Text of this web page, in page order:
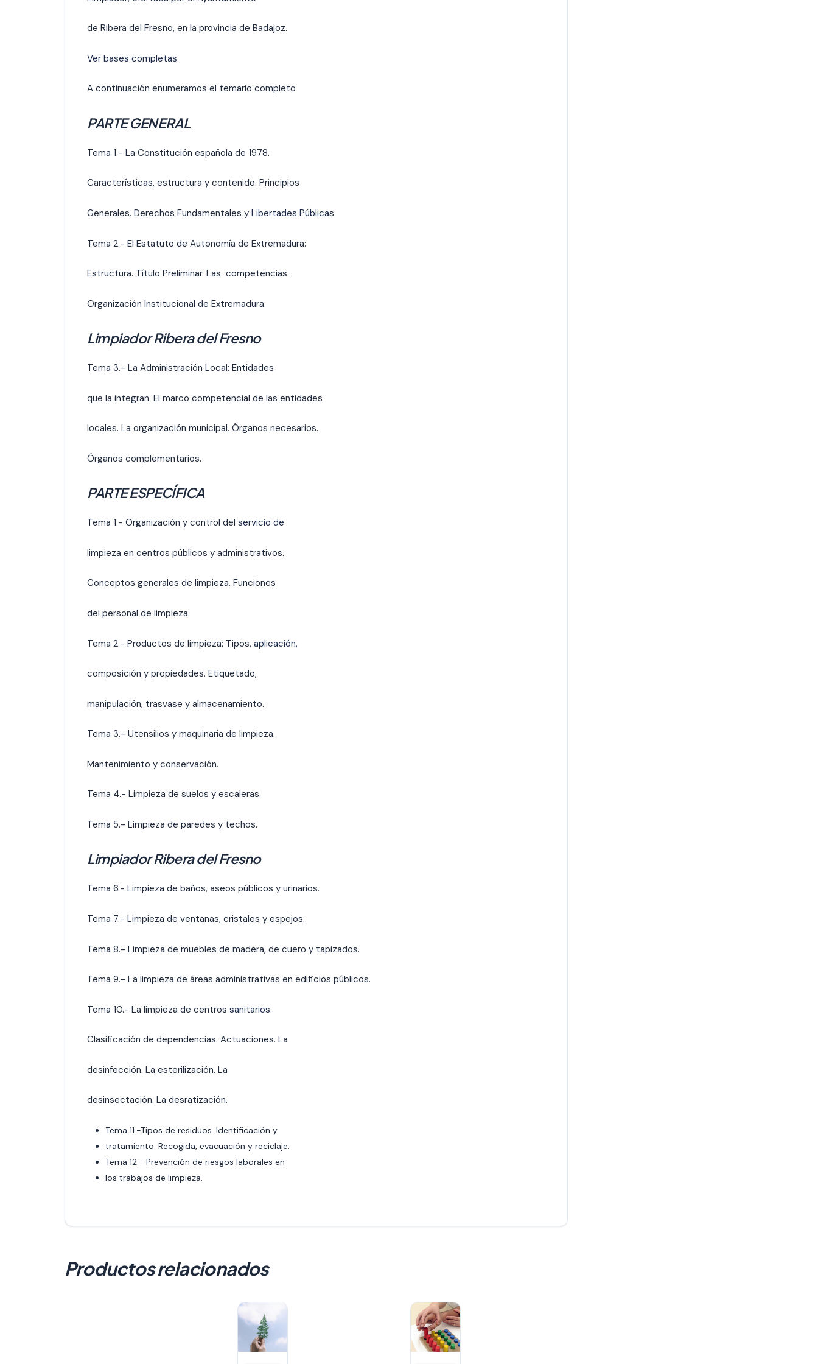
de Ribera del Fresno, en la provincia de Badajoz.
Ver bases completas
A continuación enumeramos el temario completo
PARTE GENERAL
Tema 1.- La Constitución española de 1978.
Características, estructura y contenido. Principios
Generales. Derechos Fundamentales y Libertades Públicas.
Tema 2.- El Estatuto de Autonomía de Extremadura:
Estructura. Título Preliminar. Las competencias.
Organización Institucional de Extremadura.
Limpiador Ribera del Fresno
Tema 3.- La Administración Local: Entidades
que la integran. El marco competencial de las entidades
locales. La organización municipal. Órganos necesarios.
Órganos complementarios.
PARTE ESPECÍFICA
Tema 1.- Organización y control del servicio de
limpieza en centros públicos y administrativos.
Conceptos generales de limpieza. Funciones
del personal de limpieza.
Tema 2.- Productos de limpieza: Tipos, aplicación,
composición y propiedades. Etiquetado,
manipulación, trasvase y almacenamiento.
Tema 3.- Utensilios y maquinaria de limpieza.
Mantenimiento y conservación.
Tema 4.- Limpieza de suelos y escaleras.
Tema 5.- Limpieza de paredes y techos.
Limpiador Ribera del Fresno
Tema 6.- Limpieza de baños, aseos públicos y urinarios.
Tema 7.- Limpieza de ventanas, cristales y espejos.
Tema 8.- Limpieza de muebles de madera, de cuero y tapizados.
Tema 9.- La limpieza de áreas administrativas en edificios públicos.
Tema 10.- La limpieza de centros sanitarios.
Clasificación de dependencias. Actuaciones. La
desinfección. La esterilización. La
desinsectación. La desratización.
Tema 11.-Tipos de residuos. Identificación y
tratamiento. Recogida, evacuación y reciclaje.
Tema 12.- Prevención de riesgos laborales en
los trabajos de limpieza.
Productos relacionados